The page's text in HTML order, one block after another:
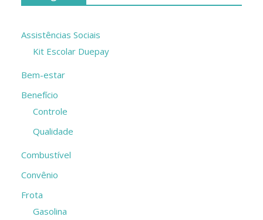
Assistências Sociais
Kit Escolar Duepay
Bem-estar
Benefício
Controle
Qualidade
Combustível
Convênio
Frota
Gasolina